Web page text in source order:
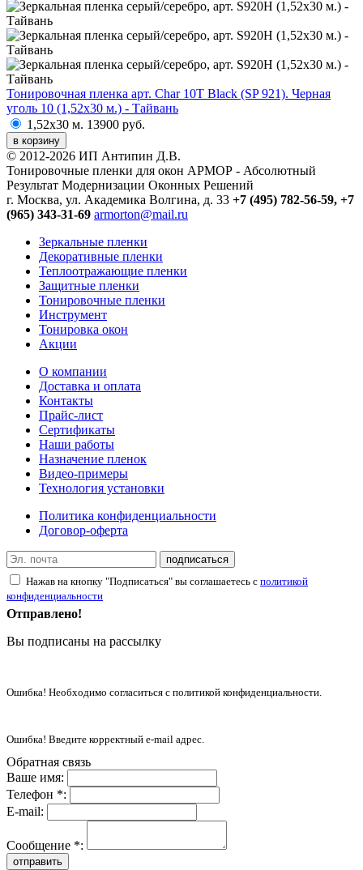
Тонировочная пленка арт. Char 10T Black (SP 921). Черная
уголь 10 (1,52х30 м.) - Тайвань
1,52х30 м. 13900 руб.
в корзину
© 2012-2026 ИП Антипин Д.В.
Тонировочные пленки для окон АРМОР - Абсолютный
Результат Модернизации Оконных Решений
г. Москва, ул. Академика Волгина, д. 33 +7 (495) 782-56-59, +7
(965) 343-31-69 armorton@mail.ru
Зеркальные пленки
Декоративные пленки
Теплоотражающие пленки
Защитные пленки
Тонировочные пленки
Инструмент
Тонировка окон
Акции
О компании
Доставка и оплата
Контакты
Прайс-лист
Сертификаты
Наши работы
Назначение пленок
Видео-примеры
Технология установки
Политика конфиденциальности
Договор-оферта
подписаться
Нажав на кнопку "Подписаться" вы соглашаетесь с политикой
конфиденциальности
Отправлено!
Вы подписаны на рассылку
Ошибка! Необходимо согласиться с политикой конфиденциальности.
Ошибка! Введите корректный e-mail адрес.
Обратная связь
Ваше имя:
Телефон *:
E-mail:
Сообщение *:
отправить